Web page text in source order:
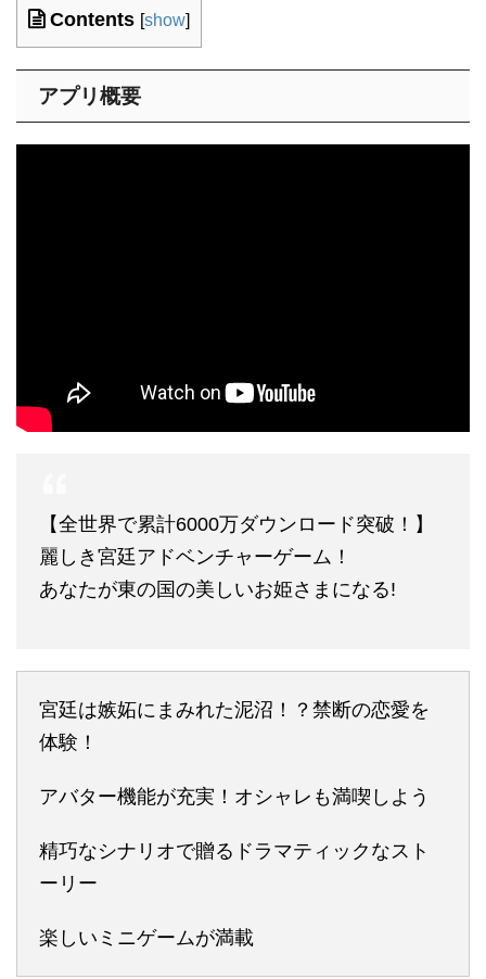
Contents [show]
アプリ概要
【全世界で累計6000万ダウンロード突破！】
麗しき宮廷アドベンチャーゲーム！
あなたが東の国の美しいお姫さまになる!
宮廷は嫉妬にまみれた泥沼！？禁断の恋愛を
体験！
アバター機能が充実！オシャレも満喫しよう
精巧なシナリオで贈るドラマティックなスト
ーリー
楽しいミニゲームが満載